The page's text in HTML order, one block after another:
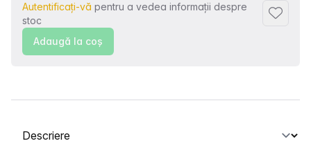
Autentificați-vă pentru a vedea informații despre
stoc
Adaugă la coş
Selectați o filă